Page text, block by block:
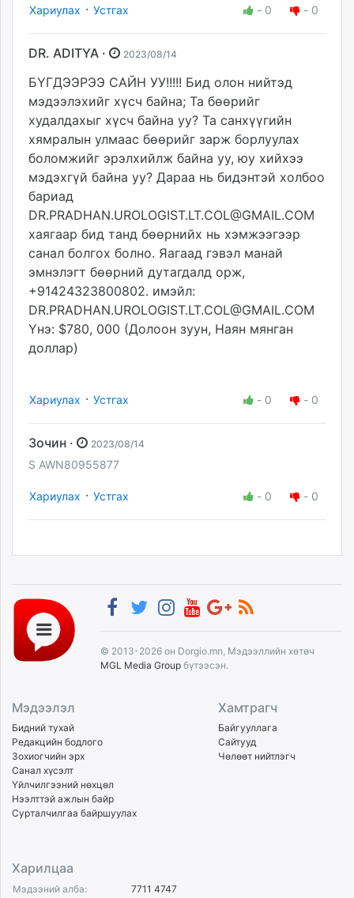
Хариулах · Устгах - 0 - 0
DR. ADITYA · 2023/08/14
БҮГДЭЭРЭЭ САЙН УУ!!!!! Бид олон нийтэд
мэдээлэхийг хүсч байна; Та бөөрийг
худалдахыг хүсч байна уу? Та санхүүгийн
хямралын улмаас бөөрийг зарж борлуулах
боломжийг эрэлхийлж байна уу, юу хийхээ
мэдэхгүй байна уу? Дараа нь бидэнтэй холбоо
бариад
DR.PRADHAN.UROLOGIST.LT.COL@GMAIL.COM
хаягаар бид танд бөөрнийх нь хэмжээгээр
санал болгох болно. Яагаад гэвэл манай
эмнэлэгт бөөрний дутагдалд орж,
+91424323800802. имэйл:
DR.PRADHAN.UROLOGIST.LT.COL@GMAIL.COM
Yнэ: $780, 000 (Долоон зуун, Наян мянган
доллар)
Хариулах · Устгах - 0 - 0
Зочин · 2023/08/14
S AWN80955877
Хариулах · Устгах - 0 - 0
© 2013-2026 он Dorgio.mn, Мэдээллийн хөтөч
MGL Media Group бүтээсэн.
Мэдээлэл
Бидний тухай
Редакцийн бодлого
Зохиогчийн эрх
Санал хүсэлт
Үйлчилгээний нөхцөл
Нээлттэй ажлын байр
Сурталчилгаа байршуулах
Хамтрагч
Байгууллага
Сайтууд
Чөлөөт нийтлэгч
Харилцаа
Мэдээний алба:
7711 4747